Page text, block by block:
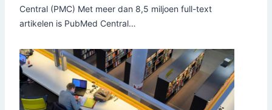
Central (PMC) Met meer dan 8,5 miljoen full-text
artikelen is PubMed Central…